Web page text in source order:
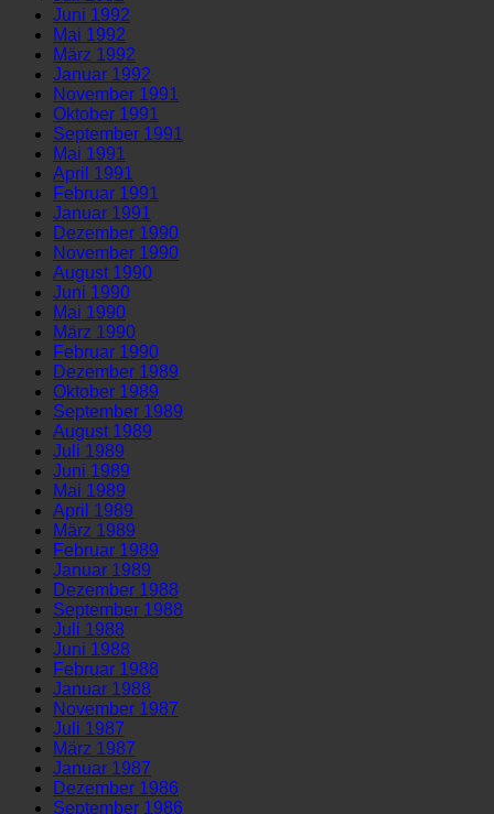
Juni 1992
Mai 1992
März 1992
Januar 1992
November 1991
Oktober 1991
September 1991
Mai 1991
April 1991
Februar 1991
Januar 1991
Dezember 1990
November 1990
August 1990
Juni 1990
Mai 1990
März 1990
Februar 1990
Dezember 1989
Oktober 1989
September 1989
August 1989
Juli 1989
Juni 1989
Mai 1989
April 1989
März 1989
Februar 1989
Januar 1989
Dezember 1988
September 1988
Juli 1988
Juni 1988
Februar 1988
Januar 1988
November 1987
Juli 1987
März 1987
Januar 1987
Dezember 1986
September 1986